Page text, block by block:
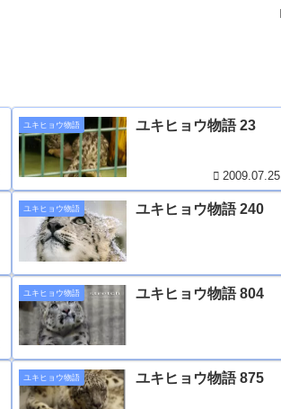
ユキヒョウ物語 ユキヒョウ物語 23
2009.07.25
ユキヒョウ物語 ユキヒョウ物語 240
ユキヒョウ物語 ユキヒョウ物語 804
ユキヒョウ物語 ユキヒョウ物語 875